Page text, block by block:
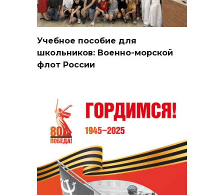
Учебное пособие для
школьников: Военно-морской
флот России